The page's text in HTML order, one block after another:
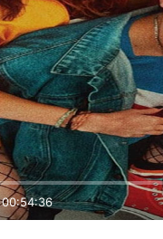
00:54:36